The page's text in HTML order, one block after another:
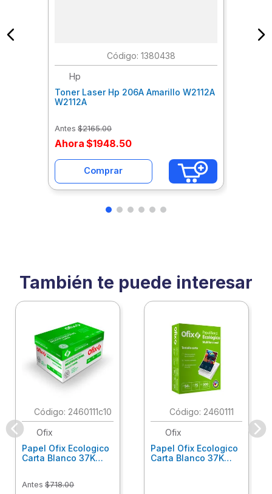
: 1380438
Hp
Toner Laser Hp 206A Amarillo W2112A
W2112A
Antes $2165.00
Ahora $1948.50
Comprar
También te puede interesar
: 2460111c10
Ofix
Papel Ofix Ecologico
Carta Blanco 37K
Antes $718.00
: 2460111
Ofix
Papel Ofix Ecologico
Carta Blanco 37K